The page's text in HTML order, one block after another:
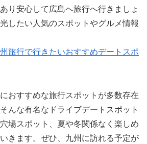
り安心して広島へ旅行へ行きましょ
したい人気のスポットやグルメ情報
旅行で行きたいおすすめデートスポ
おすすめな旅行スポットが多数存在
んな有名なドライブデートスポット
場スポット、夏や冬関係なく楽しめ
きます。ぜひ、九州に訪れる予定が